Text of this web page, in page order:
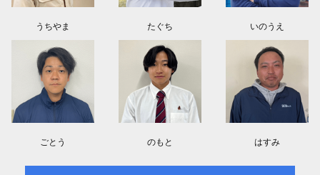
うちやま たぐち いのうえ
ごとう のもと はすみ